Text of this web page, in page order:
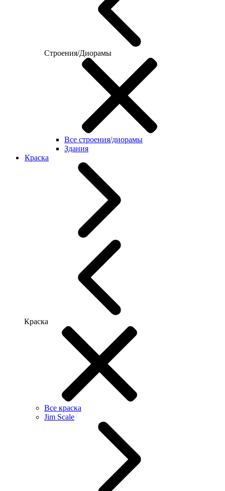
Строения/Диорамы
Все строения/диорамы
Здания
Краска
Краска
Все краска
Jim Scale